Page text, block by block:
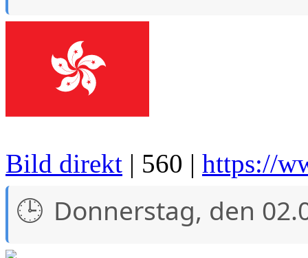
Bild direkt | 560 | https://
Donnerstag, den